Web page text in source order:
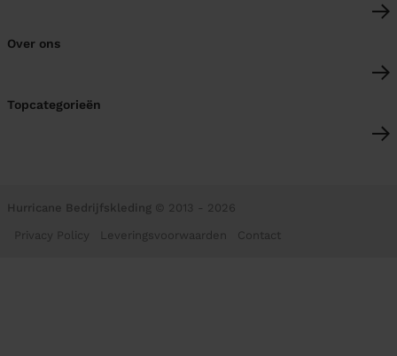
Over ons
Topcategorieën
Hurricane Bedrijfskleding © 2013 - 2026
Privacy Policy Leveringsvoorwaarden Contact